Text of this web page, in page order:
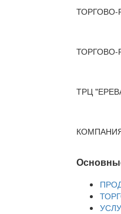
ТОРГОВО-
ТОРГОВО-
ТРЦ
КОМПАНИЯ